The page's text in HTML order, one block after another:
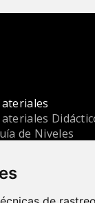
de Niveles